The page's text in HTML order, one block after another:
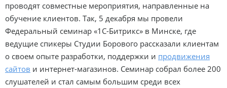
проводят совместные мероприятия, направленные на
обучение клиентов. Так, 5 декабря мы провели
Федеральный семинар «1С-Битрикс» в Минске, где
ведущие спикеры Студии Борового рассказали клиентам
о своем опыте разработки, поддержки и продвижения
сайтов и интернет-магазинов. Семинар собрал более 200
слушателей и стал самым большим среди всех